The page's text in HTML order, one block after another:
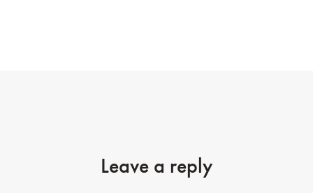
Leave a reply